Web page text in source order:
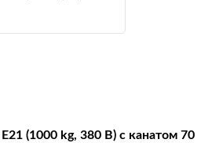
(1000 kg, 380 В) с канатом 70